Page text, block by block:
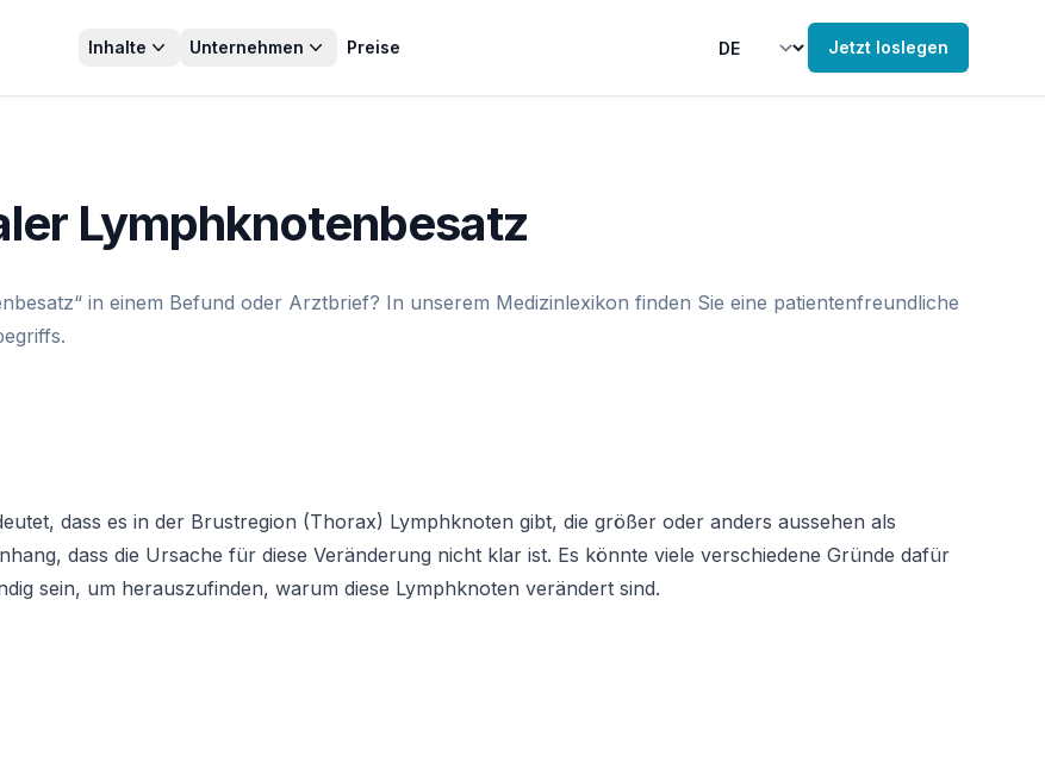
Inhalte Unternehmen Preise Jetzt loslegen
Lymphknotenbesatz
in einem Befund oder Arztbrief? In unserem Medizinlexikon finden Sie eine patientenfreundliche
dass es in der Brustregion (Thorax) Lymphknoten gibt, die größer oder anders aussehen als
dass die Ursache für diese Veränderung nicht klar ist. Es könnte viele verschiedene Gründe dafür
sein, um herauszufinden, warum diese Lymphknoten verändert sind.